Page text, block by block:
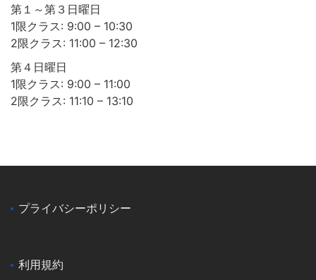
第１～第３日曜日
1限クラス: 9:00 – 10:30
2限クラス: 11:00 – 12:30
第４日曜日
1限クラス: 9:00 – 11:00
2限クラス: 11:10 – 13:10
プライバシーポリシー
利用規約